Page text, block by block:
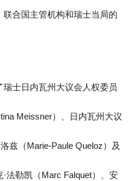
合国主管机构和瑞士当局的
士日内瓦州大议会人权委员
Meissner）、日内瓦州大议
兹（Marie-Paule Queloz）及
法勒凯（Marc Falquet）、安